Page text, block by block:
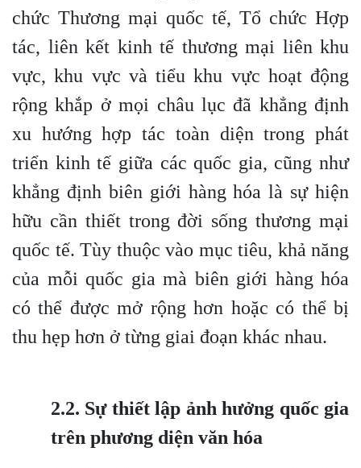
chức Thương mại quốc tế, Tổ chức Hợp
tác, liên kết kinh tế thương mại liên khu
vực, khu vực và tiểu khu vực hoạt động
rộng khắp ở mọi châu lục đã khẳng định
xu hướng hợp tác toàn diện trong phát
triển kinh tế giữa các quốc gia, cũng như
khẳng định biên giới hàng hóa là sự hiện
hữu cần thiết trong đời sống thương mại
quốc tế. Tùy thuộc vào mục tiêu, khả năng
của mỗi quốc gia mà biên giới hàng hóa
có thể được mở rộng hơn hoặc có thể bị
thu hẹp hơn ở từng giai đoạn khác nhau.
2.2. Sự thiết lập ảnh hưởng quốc gia
trên phương diện văn hóa